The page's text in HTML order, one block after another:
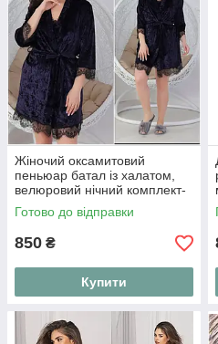
Жіночий оксамитовий
пеньюар батал із халатом,
велюровий нічний комплект-
двійка халат і нічна сорочка
"Velvet Night", розміри 50-56
Готово до відправки
850 ₴
Купити